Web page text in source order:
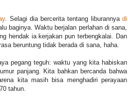
. Selagi dia bercerita tentang liburannyadi
baginya. Waktu berjalan perlahan di sana,
hendak ia kerjakan pun terbengkalai. Dan
beruntung tidak berada di sana, haha.
pegang teguh: waktu yang kita habiskan
panjang. Kita bahkan bercanda bahwa
kita masih bisa menghadiri perayaan
tahun.